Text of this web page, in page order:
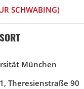
SCHWABING)
München
Theresienstraße 90